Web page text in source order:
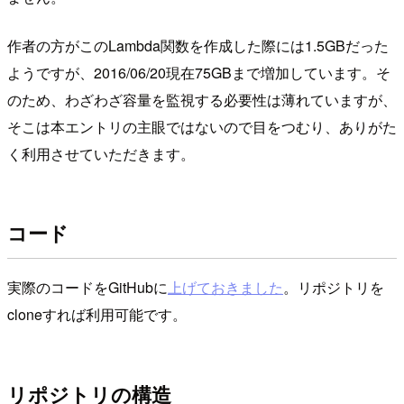
作者の方がこのLambda関数を作成した際には1.5GBだった
ようですが、2016/06/20現在75GBまで増加しています。そ
のため、わざわざ容量を監視する必要性は薄れていますが、
そこは本エントリの主眼ではないので目をつむり、ありがた
く利用させていただきます。
コード
実際のコードをGitHubに上げておきました。リポジトリを
cloneすれば利用可能です。
リポジトリの構造